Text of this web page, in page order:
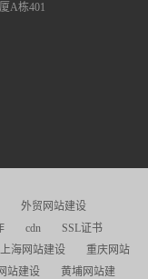
A栋401
外贸网站建设
cdn
SSL证书
上海网站建设
重庆网站
站建设
黄埔网站建